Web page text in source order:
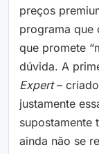
preços
programa que
que promete
dúvida. A
Expert–
justamente
supostamente
ainda não se